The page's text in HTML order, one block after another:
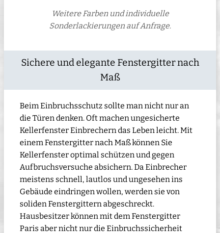
Weitere Farben und individuelle
Sonderlackierungen auf Anfrage.
Sichere und elegante Fenstergitter nach
Maß
Beim Einbruchsschutz sollte man nicht nur an
die Türen denken. Oft machen ungesicherte
Kellerfenster Einbrechern das Leben leicht. Mit
einem Fenstergitter nach Maß können Sie
Kellerfenster optimal schützen und gegen
Aufbruchsversuche absichern. Da Einbrecher
meistens schnell, lautlos und ungesehen ins
Gebäude eindringen wollen, werden sie von
soliden Fenstergittern abgeschreckt.
Hausbesitzer können mit dem Fenstergitter
Paris aber nicht nur die Einbruchssicherheit